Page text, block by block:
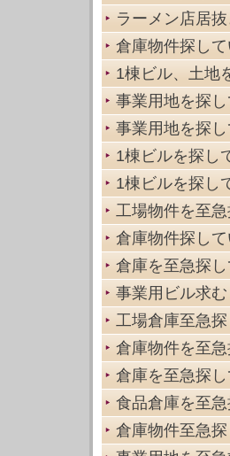
ラーメン店居
倉庫物件探して
1棟ビル、土地
事業用地を探
事業用地を探し
1棟ビルを探し
1棟ビルを探し
工場物件を至
倉庫物件探し
倉庫を至急探し
事業用ビル求む
工場倉庫至急
倉庫物件を至急
倉庫を至急探し
食品倉庫を至
倉庫物件至急探